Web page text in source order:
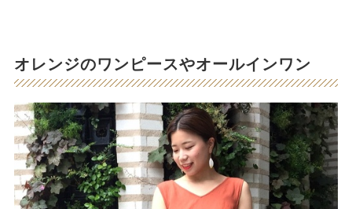
オレンジのワンピースやオールインワン